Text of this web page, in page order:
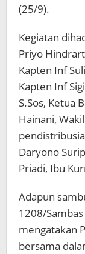
(25/9).
Kegiatan
Priyo
Kapten Inf
Kapten Inf
S.Sos, Ketua
Hainani,
Daryono
Priadi, Ibu
Adapun
1208/
mengatakan
bersama